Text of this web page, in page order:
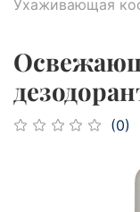
Ухаживающая
(0)